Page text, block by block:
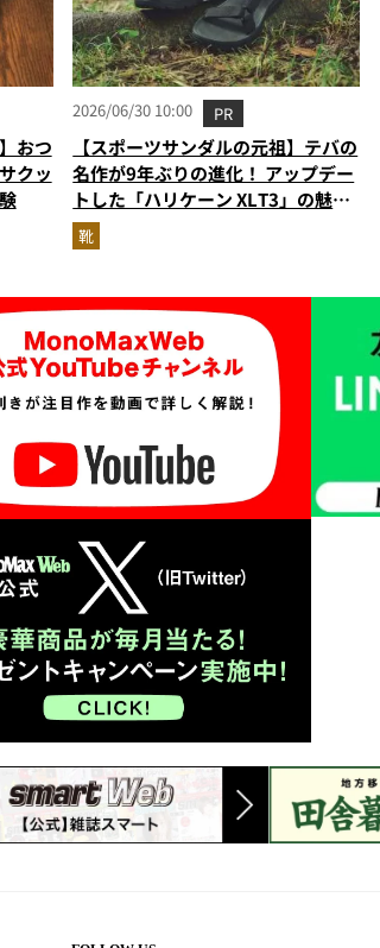
おつ
クッ
2026/06/30 10:00 PR
【スポーツサンダルの元祖】テバの
名作が9年ぶりの進化！ アップデー
トした「ハリケーン XLT3」の魅力
を識者があらゆる角度から徹底解
説！
靴